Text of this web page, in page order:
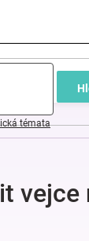
témata
vejce